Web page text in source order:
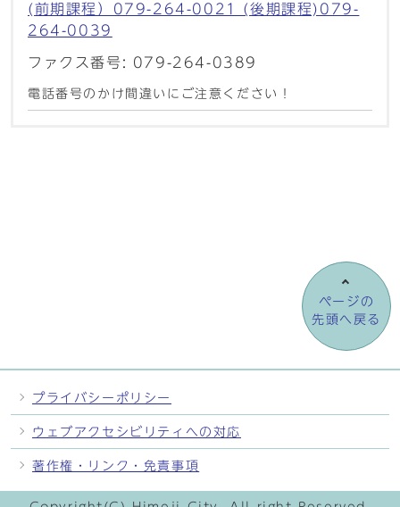
(前期課程）079-264-0021 (後期課程)079-
264-0039
ファクス番号: 079-264-0389
電話番号のかけ間違いにご注意ください！
ページの
先頭へ戻る
プライバシーポリシー
ウェブアクセシビリティへの対応
著作権・リンク・免責事項